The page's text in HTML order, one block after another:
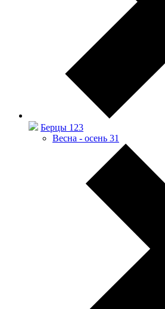
Берцы 123
Весна - осень 31